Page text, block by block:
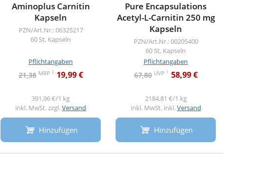
Aminoplus Carnitin
Kapseln
PZN/Art.Nr.: 06325217
60 St, Kapseln
Pflichtangaben
21,38 MRP 2 19,99 €
391,96 €/1 kg
inkl. MwSt. zzgl.Versand
Hinzufügen
Pure Encapsulations
Acetyl-L-Carnitin 250 mg
Kapseln
PZN/Art.Nr.: 00205400
60 St, Kapseln
Pflichtangaben
67,80 UVP 1 58,99 €
2184,81 €/1 kg
inkl. MwSt. inkl.Versand
Hinzufügen